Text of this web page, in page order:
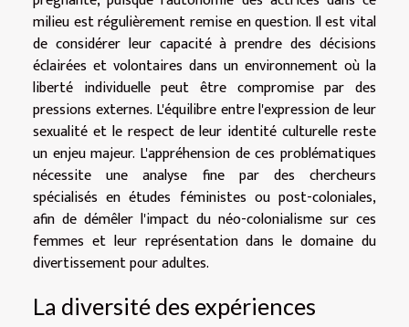
milieu est régulièrement remise en question. Il est vital
de considérer leur capacité à prendre des décisions
éclairées et volontaires dans un environnement où la
liberté individuelle peut être compromise par des
pressions externes. L'équilibre entre l'expression de leur
sexualité et le respect de leur identité culturelle reste
un enjeu majeur. L'appréhension de ces problématiques
nécessite une analyse fine par des chercheurs
spécialisés en études féministes ou post-coloniales,
afin de démêler l'impact du néo-colonialisme sur ces
femmes et leur représentation dans le domaine du
divertissement pour adultes.
La diversité des expériences